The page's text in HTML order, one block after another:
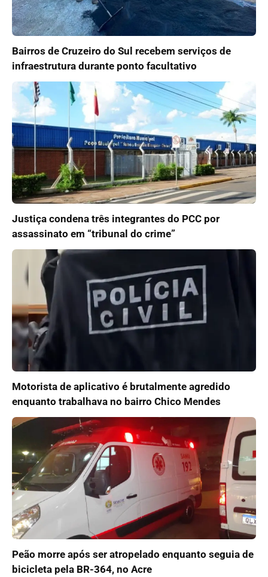
Bairros de Cruzeiro do Sul recebem serviços de
infraestrutura durante ponto facultativo
Justiça condena três integrantes do PCC por
assassinato em “tribunal do crime”
Motorista de aplicativo é brutalmente agredido
enquanto trabalhava no bairro Chico Mendes
Peão morre após ser atropelado enquanto seguia de
bicicleta pela BR-364, no Acre